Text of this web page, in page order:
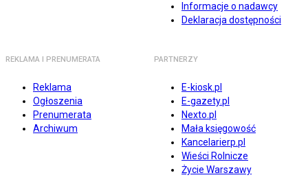
Informacje o nadawcy
Deklaracja dostępności
REKLAMA I PRENUMERATA
Reklama
Ogłoszenia
Prenumerata
Archiwum
PARTNERZY
E-kiosk.pl
E-gazety.pl
Nexto.pl
Mała księgowość
Kancelarierp.pl
Wieści Rolnicze
Życie Warszawy